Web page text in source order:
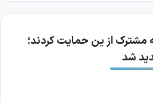
مشترک از ین حمایت کردند؛
شد